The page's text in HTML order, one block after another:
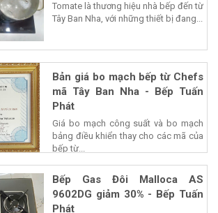
Tomate là thương hiệu nhà bếp đến từ
Tây Ban Nha, với những thiết bị đang...
Bản giá bo mạch bếp từ Chefs
mã Tây Ban Nha - Bếp Tuấn
Phát
Giá bo mạch công suất và bo mạch
bảng điều khiển thay cho các mã của
bếp từ...
Bếp Gas Đôi Malloca AS
9602DG giảm 30% - Bếp Tuấn
Phát